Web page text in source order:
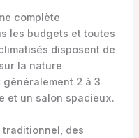
complète
les budgets et toutes
disposent de
la nature
2 à 3
et un salon spacieux.
traditionnel, des